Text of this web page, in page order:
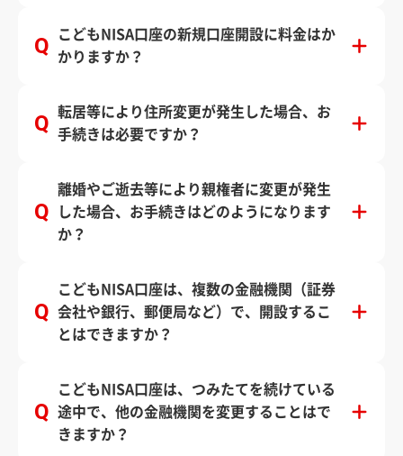
こどもNISA口座の新規口座開設に料金はか
かりますか？
転居等により住所変更が発生した場合、お
手続きは必要ですか？
離婚やご逝去等により親権者に変更が発生
した場合、お手続きはどのようになります
か？
こどもNISA口座は、複数の金融機関（証券
会社や銀行、郵便局など）で、開設するこ
とはできますか？
こどもNISA口座は、つみたてを続けている
途中で、他の金融機関を変更することはで
きますか？